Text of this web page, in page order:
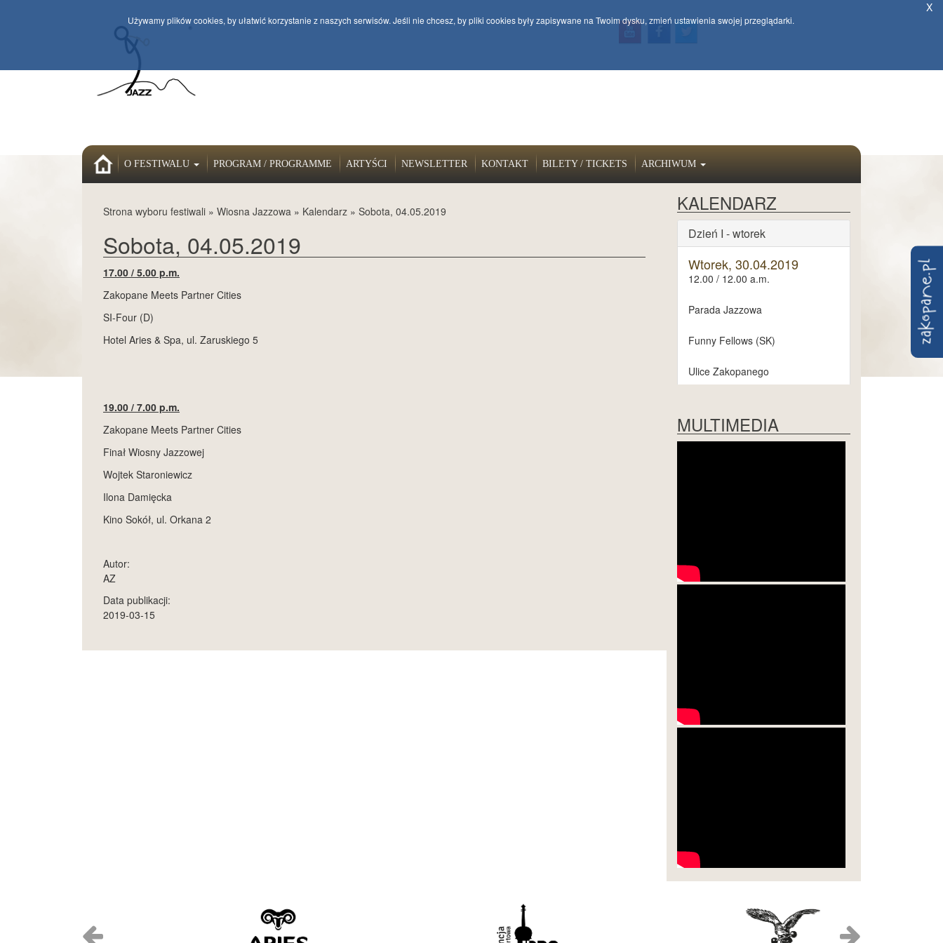
HOMEO FESTIWALU PROGRAM / PROGRAMME ARTYŚCI NEWSLETTER KONTAKT BILETY / TICKETS ARCHIWUM
Strona wyboru festiwali » Wiosna Jazzowa » Kalendarz » Sobota, 04.05.2019
Sobota, 04.05.2019
17.00 / 5.00 p.m.
Zakopane Meets Partner Cities
SI-Four (D)
Hotel Aries & Spa, ul. Zaruskiego 5
19.00 / 7.00 p.m.
Zakopane Meets Partner Cities
Finał Wiosny Jazzowej
Wojtek Staroniewicz
Ilona Damięcka
Kino Sokół, ul. Orkana 2
Autor:
AZ
Data publikacji:
2019-03-15
KALENDARZ
Dzień I - wtorek
Wtorek, 30.04.2019
12.00 / 12.00 a.m.
Parada Jazzowa
Funny Fellows (SK)
Ulice Zakopanego
Stanley Breckenridge Power Set
19.00 / 7.00 p.m.
Chico Freeman Trio (USA/CH)
Jam Session (Klub Festiwalowy)
MULTIMEDIA
Używamy plików cookies, by ułatwić korzystanie z naszych serwisów. Jeśli nie chcesz, by pliki cookies były zapisywane na Twoim dysku, zmień ustawienia swojej przeglądarki.
X